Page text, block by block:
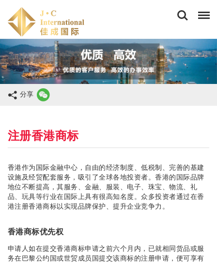
成
国
际
商
务
(香
港)
有
公
分享
注册香港商标
香港作为国际金融中心，自由的经济制度、低税制、完善的基建
设施及经贸配套服务，吸引了全球各地投资者。香港的国际品牌
地位不断提高，其服务、金融、服装、电子、珠宝、物流、礼
品、玩具等行业在国际上具有很高知名度。众多投资者通过在香
港注册香港商标以实现品牌保护、提升企业竞争力。
香港商标优先权
申请人如在提交香港商标申请之前六个月内，已就相同货品或服
务在巴黎公约国或世贸成员国提交该商标的注册申请，便可享有